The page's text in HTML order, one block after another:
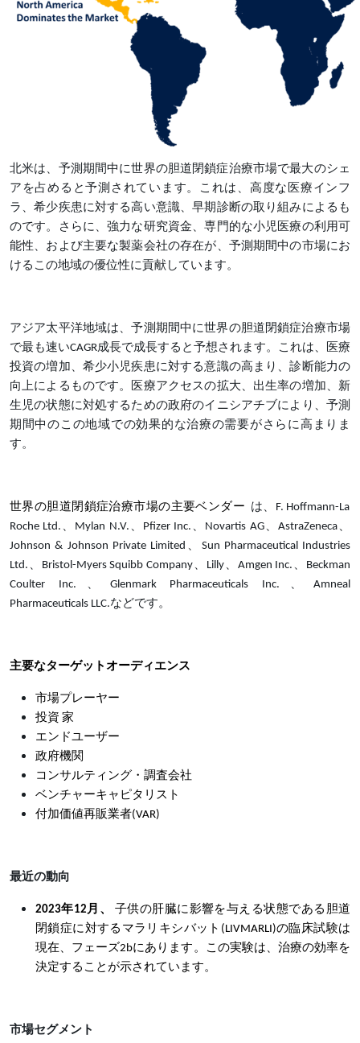
北米は、予測期間中に世界の胆道閉鎖症治療市場で最大のシェ
アを占めると予測されています。これは、高度な医療インフ
ラ、希少疾患に対する高い意識、早期診断の取り組みによるも
のです。さらに、強力な研究資金、専門的な小児医療の利用可
能性、および主要な製薬会社の存在が、予測期間中の市場にお
けるこの地域の優位性に貢献しています。
アジア太平洋地域は、予測期間中に世界の胆道閉鎖症治療市場
で最も速いCAGR成長で成長すると予想されます。これは、医療
投資の増加、希少小児疾患に対する意識の高まり、診断能力の
向上によるものです。医療アクセスの拡大、出生率の増加、新
生児の状態に対処するための政府のイニシアチブにより、予測
期間中のこの地域での効果的な治療の需要がさらに高まりま
す。
世界の胆道閉鎖症治療市場の主要ベンダー は、F. Hoffmann-La
Roche Ltd.、Mylan N.V.、Pfizer Inc.、Novartis AG、AstraZeneca、
Johnson & Johnson Private Limited、Sun Pharmaceutical Industries
Ltd.、Bristol-Myers Squibb Company、Lilly、Amgen Inc.、Beckman
Coulter Inc.、Glenmark Pharmaceuticals Inc.、Amneal
Pharmaceuticals LLC.などです。
主要なターゲットオーディエンス
市場プレーヤー
投資 家
エンドユーザー
政府機関
コンサルティング・調査会社
ベンチャーキャピタリスト
付加価値再販業者(VAR)
最近の動向
2023年12月、 子供の肝臓に影響を与える状態である胆道
閉鎖症に対するマラリキシバット(LIVMARLI)の臨床試験は
現在、フェーズ2bにあります。この実験は、治療の効率を
決定することが示されています。
市場セグメント